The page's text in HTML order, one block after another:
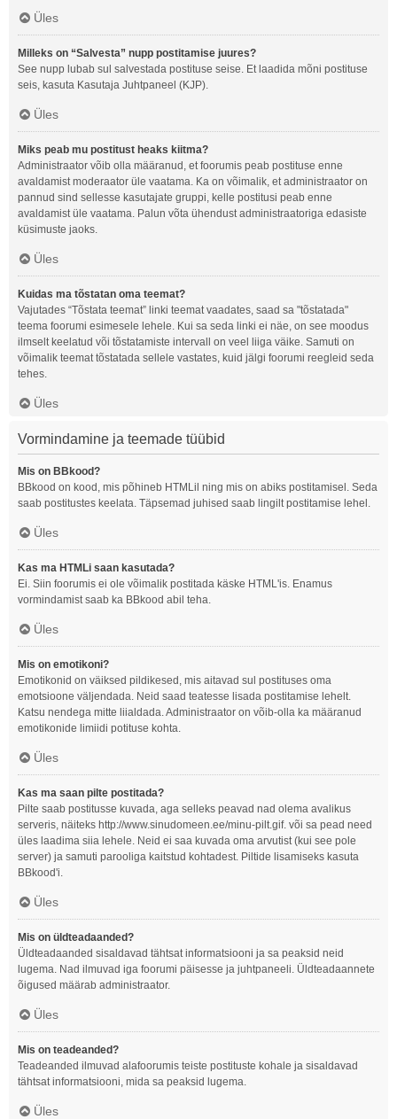
Üles
Milleks on “Salvesta” nupp postitamise juures?
See nupp lubab sul salvestada postituse seise. Et laadida mõni postituse
seis, kasuta Kasutaja Juhtpaneel (KJP).
Üles
Miks peab mu postitust heaks kiitma?
Administraator võib olla määranud, et foorumis peab postituse enne
avaldamist moderaator üle vaatama. Ka on võimalik, et administraator on
pannud sind sellesse kasutajate gruppi, kelle postitusi peab enne
avaldamist üle vaatama. Palun võta ühendust administraatoriga edasiste
küsimuste jaoks.
Üles
Kuidas ma tõstatan oma teemat?
Vajutades “Tõstata teemat” linki teemat vaadates, saad sa "tõstatada"
teema foorumi esimesele lehele. Kui sa seda linki ei näe, on see moodus
ilmselt keelatud või tõstatamiste intervall on veel liiga väike. Samuti on
võimalik teemat tõstatada sellele vastates, kuid jälgi foorumi reegleid seda
tehes.
Üles
Vormindamine ja teemade tüübid
Mis on BBkood?
BBkood on kood, mis põhineb HTMLil ning mis on abiks postitamisel. Seda
saab postitustes keelata. Täpsemad juhised saab lingilt postitamise lehel.
Üles
Kas ma HTMLi saan kasutada?
Ei. Siin foorumis ei ole võimalik postitada käske HTML'is. Enamus
vormindamist saab ka BBkood abil teha.
Üles
Mis on emotikoni?
Emotikonid on väiksed pildikesed, mis aitavad sul postituses oma
emotsioone väljendada. Neid saad teatesse lisada postitamise lehelt.
Katsu nendega mitte liialdada. Administraator on võib-olla ka määranud
emotikonide limiidi potituse kohta.
Üles
Kas ma saan pilte postitada?
Pilte saab postitusse kuvada, aga selleks peavad nad olema avalikus
serveris, näiteks http://www.sinudomeen.ee/minu-pilt.gif. või sa pead need
üles laadima siia lehele. Neid ei saa kuvada oma arvutist (kui see pole
server) ja samuti parooliga kaitstud kohtadest. Piltide lisamiseks kasuta
BBkood'i.
Üles
Mis on üldteadaanded?
Üldteadaanded sisaldavad tähtsat informatsiooni ja sa peaksid neid
lugema. Nad ilmuvad iga foorumi päisesse ja juhtpaneeli. Üldteadaannete
õigused määrab administraator.
Üles
Mis on teadeanded?
Teadeanded ilmuvad alafoorumis teiste postituste kohale ja sisaldavad
tähtsat informatsiooni, mida sa peaksid lugema.
Üles